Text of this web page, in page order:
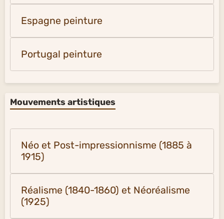
Espagne peinture
Portugal peinture
Mouvements artistiques
Néo et Post-impressionnisme (1885 à
1915)
Réalisme (1840-1860) et Néoréalisme
(1925)